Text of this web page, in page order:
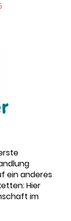
ein anderes
Hier
im